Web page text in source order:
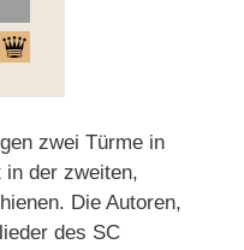
zwei Türme in
der zweiten,
Die Autoren,
des SC